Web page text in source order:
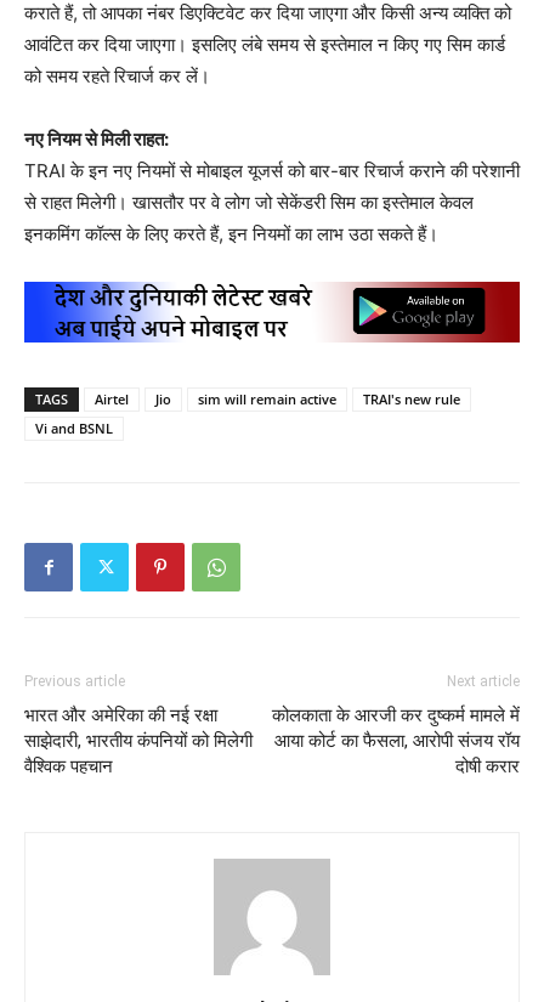
कराते हैं, तो आपका नंबर डिएक्टिवेट कर दिया जाएगा और किसी अन्य व्यक्ति को
आवंटित कर दिया जाएगा। इसलिए लंबे समय से इस्तेमाल न किए गए सिम कार्ड
को समय रहते रिचार्ज कर लें।
नए नियम से मिली राहत:
TRAI के इन नए नियमों से मोबाइल यूजर्स को बार-बार रिचार्ज कराने की परेशानी
से राहत मिलेगी। खासतौर पर वे लोग जो सेकेंडरी सिम का इस्तेमाल केवल
इनकमिंग कॉल्स के लिए करते हैं, इन नियमों का लाभ उठा सकते हैं।
TAGS Airtel Jio sim will remain active
TRAI's new rule
Vi and BSNL
Previous article
भारत और अमेरिका की नई रक्षा
साझेदारी, भारतीय कंपनियों को मिलेगी
वैश्विक पहचान
Next article
कोलकाता के आरजी कर दुष्कर्म मामले में
आया कोर्ट का फैसला, आरोपी संजय रॉय
दोषी करार